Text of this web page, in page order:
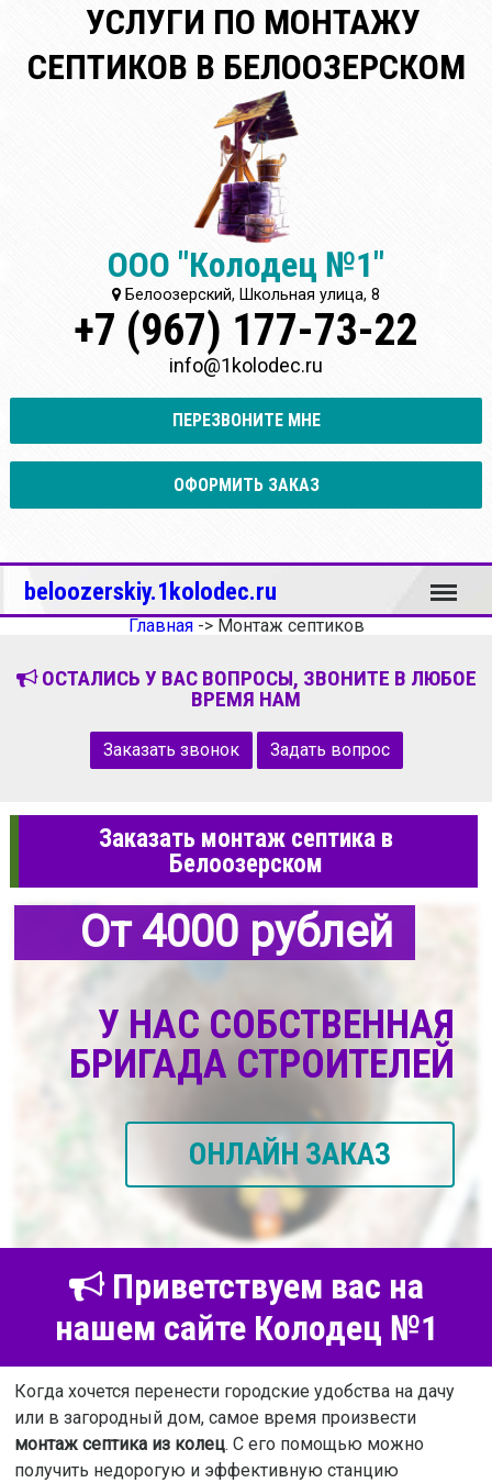
УСЛУГИ ПО МОНТАЖУ
СЕПТИКОВ В БЕЛООЗЕРСКОМ
ООО "Колодец №1"
Белоозерский, Школьная улица, 8
+7 (967) 177-73-22
info@1kolodec.ru
ПЕРЕЗВОНИТЕ МНЕ
ОФОРМИТЬ ЗАКАЗ
beloozerskiy.1kolodec.ru Меню
Главная-> Монтаж септиков
ОСТАЛИСЬ У ВАС ВОПРОСЫ, ЗВОНИТЕ В ЛЮБОЕ
ВРЕМЯ НАМ
Заказать звонок Задать вопрос
Заказать монтаж септика в
Белоозерском
От 4000 рублей
У НАС СОБСТВЕННАЯ
БРИГАДА СТРОИТЕЛЕЙ
ОНЛАЙН ЗАКАЗ
Приветствуем вас на
нашем сайте Колодец №1
Когда хочется перенести городские удобства на дачу
или в загородный дом, самое время произвести
монтаж септика из колец. С его помощью можно
получить недорогую и эффективную станцию